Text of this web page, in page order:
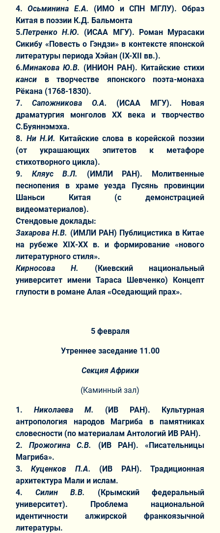
4.Осьминина Е.А. (ИМО и СПН МГЛУ). Образ
Китая в поэзии К.Д. Бальмонта
5.Петренко Н.Ю.
(ИСАА МГУ). Роман Мурасаки
Сикибу «Повесть о Гэндзи» в контексте японской
литературы периода Хэйан (IX-XII вв.).
6.Минакова Ю.В. (ИНИОН РАН). Китайские стихи
канси в творчестве японского поэта-монаха
Рёкана (1768-1830).
7.Сапожникова О.А. (ИСАА МГУ). Новая
драматургия монголов ХХ века и творчество
С.Буяннэмэха.
8. Ни Н.И. Китайские слова в корейской поэзии
(от украшающих эпитетов к метафоре
стихотворного цикла).
9. Кляус В.Л.
(ИМЛИ РАН). Молитвенные
песнопения в храме уезда Пусянь провинции
Шаньси Китая (с демонстрацией
видеоматериалов).
Стендовые доклады:
Захарова Н.В. (ИМЛИ РАН) Публицистика в Китае
на рубеже XIX-XX в. и формирование «нового
литературного стиля».
Кирносова Н.
(Киевский национальный
университет имени Тараса Шевченко) Концепт
глупости в романе Алая «Оседающий прах».
5 февраля
Утреннее заседание 11.00
Секция Африки
(Каминный зал)
1. Николаева М. (ИВ РАН). Культурная
антропология народов Магриба в памятниках
словесности (по материалам Антологий ИВ РАН).
2.Прожогина С.В.
(ИВ РАН). «Писательницы
Магриба».
3.Куценков П.А. (ИВ РАН). Традиционная
архитектура Мали и ислам.
4. Силин В.В.
(Крымский федеральный
университет). Проблема национальной
идентичности алжирской франкоязычной
литературы.